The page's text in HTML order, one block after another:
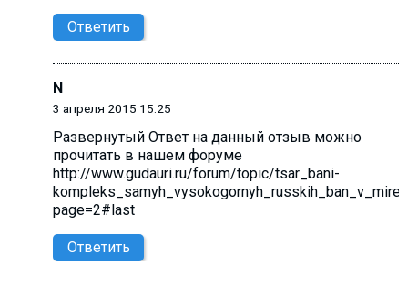
Ответить
N
3 апреля 2015 15:25
Развернутый Ответ на данный отзыв можно
прочитать в нашем форуме
http://www.gudauri.ru/forum/topic/tsar_bani-
page=2#last
Ответить